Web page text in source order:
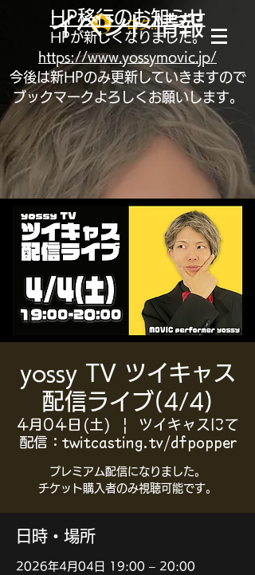
ログイン
イベント情報
HP移行のお知らせ
HPが新しくなりました。
https://www.yossymovic.jp/
​今後は新HPのみ更新していきますので
ブックマークよろしくお願いします。
yossy TV ツイキャス
配信ライブ(4/4)
4月04日(土)
  |
ツイキャスにて
配信：twitcasting.tv/dfpopper
プレミアム配信になりました。
日時・場所
2026年4月04日 19:00 – 20:00